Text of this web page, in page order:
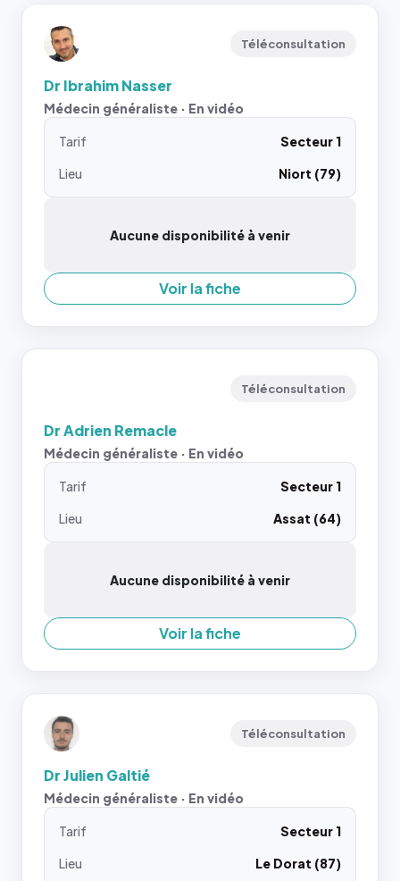
Téléconsultation
Dr Ibrahim Nasser
Médecin généraliste · En vidéo
Tarif
Secteur 1
Lieu
Niort (79)
Aucune disponibilité à venir
Voir la fiche
Téléconsultation
Dr Adrien Remacle
Médecin généraliste · En vidéo
Tarif
Secteur 1
Lieu
Assat (64)
Aucune disponibilité à venir
Voir la fiche
Téléconsultation
Dr Julien Galtié
Médecin généraliste · En vidéo
Tarif
Secteur 1
Lieu
Le Dorat (87)